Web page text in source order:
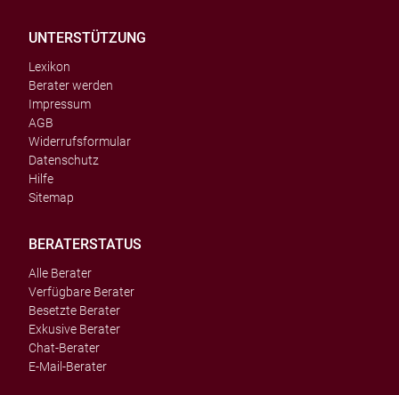
UNTERSTÜTZUNG
Lexikon
Berater werden
Impressum
AGB
Widerrufsformular
Datenschutz
Hilfe
Sitemap
BERATERSTATUS
Alle Berater
Verfügbare Berater
Besetzte Berater
Exkusive Berater
Chat-Berater
E-Mail-Berater